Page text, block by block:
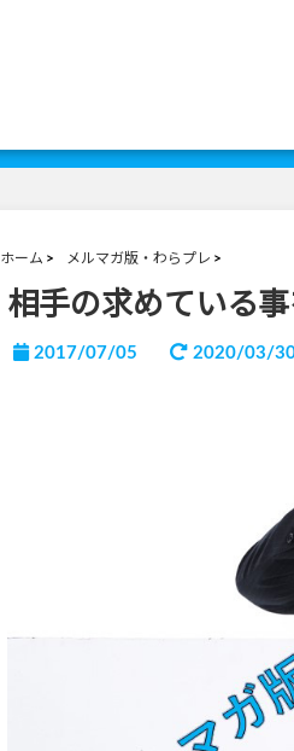
ホーム メルマガ版・わらプレ
相手の求めている
2017/07/05 2020/03/